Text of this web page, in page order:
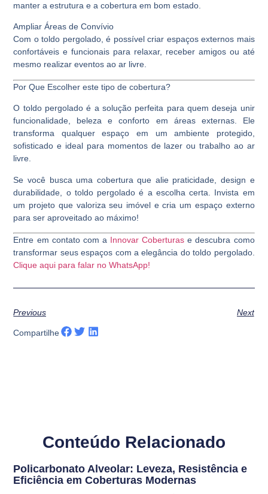
manter a estrutura e a cobertura em bom estado.
Ampliar Áreas de Convívio
Com o toldo pergolado, é possível criar espaços externos mais
confortáveis e funcionais para relaxar, receber amigos ou até
mesmo realizar eventos ao ar livre.
Por Que Escolher este tipo de cobertura?
O toldo pergolado é a solução perfeita para quem deseja unir
funcionalidade, beleza e conforto em áreas externas. Ele
transforma qualquer espaço em um ambiente protegido,
sofisticado e ideal para momentos de lazer ou trabalho ao ar
livre.
Se você busca uma cobertura que alie praticidade, design e
durabilidade, o toldo pergolado é a escolha certa. Invista em
um projeto que valoriza seu imóvel e cria um espaço externo
para ser aproveitado ao máximo!
Entre em contato com a Innovar Coberturas e descubra como
transformar seus espaços com a elegância do toldo pergolado.
Clique aqui para falar no WhatsApp!
Previous Next
Compartilhe
Conteúdo Relacionado
Policarbonato Alveolar: Leveza, Resistência e
Eficiência em Coberturas Modernas